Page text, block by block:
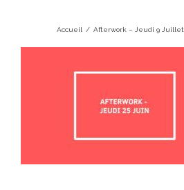
Accueil / Afterwork – Jeudi 9 Juillet